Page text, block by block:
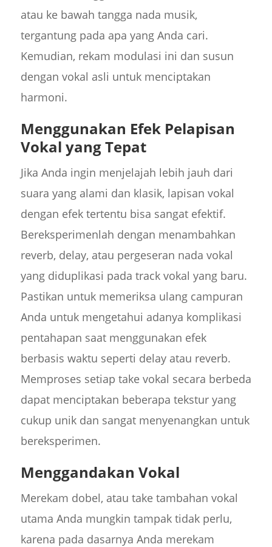
atau ke bawah tangga nada musik,
tergantung pada apa yang Anda cari.
Kemudian, rekam modulasi ini dan susun
dengan vokal asli untuk menciptakan
harmoni.
Menggunakan Efek Pelapisan
Vokal yang Tepat
Jika Anda ingin menjelajah lebih jauh dari
suara yang alami dan klasik, lapisan vokal
dengan efek tertentu bisa sangat efektif.
Bereksperimenlah dengan menambahkan
reverb, delay, atau pergeseran nada vokal
yang diduplikasi pada track vokal yang baru.
Pastikan untuk memeriksa ulang campuran
Anda untuk mengetahui adanya komplikasi
pentahapan saat menggunakan efek
berbasis waktu seperti delay atau reverb.
Memproses setiap take vokal secara berbeda
dapat menciptakan beberapa tekstur yang
cukup unik dan sangat menyenangkan untuk
bereksperimen.
Menggandakan Vokal
Merekam dobel, atau take tambahan vokal
utama Anda mungkin tampak tidak perlu,
karena pada dasarnya Anda merekam